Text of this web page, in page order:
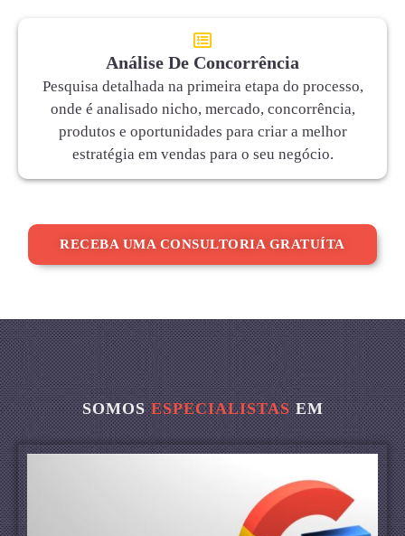
Análise De Concorrência
Pesquisa detalhada na primeira etapa do processo,
onde é analisado nicho, mercado, concorrência,
produtos e oportunidades para criar a melhor
estratégia em vendas para o seu negócio.
RECEBA UMA CONSULTORIA GRATUÍTA
SOMOSESPECIALISTASEM